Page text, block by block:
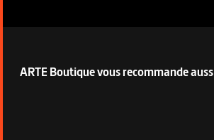
ARTE Boutique vous recommande